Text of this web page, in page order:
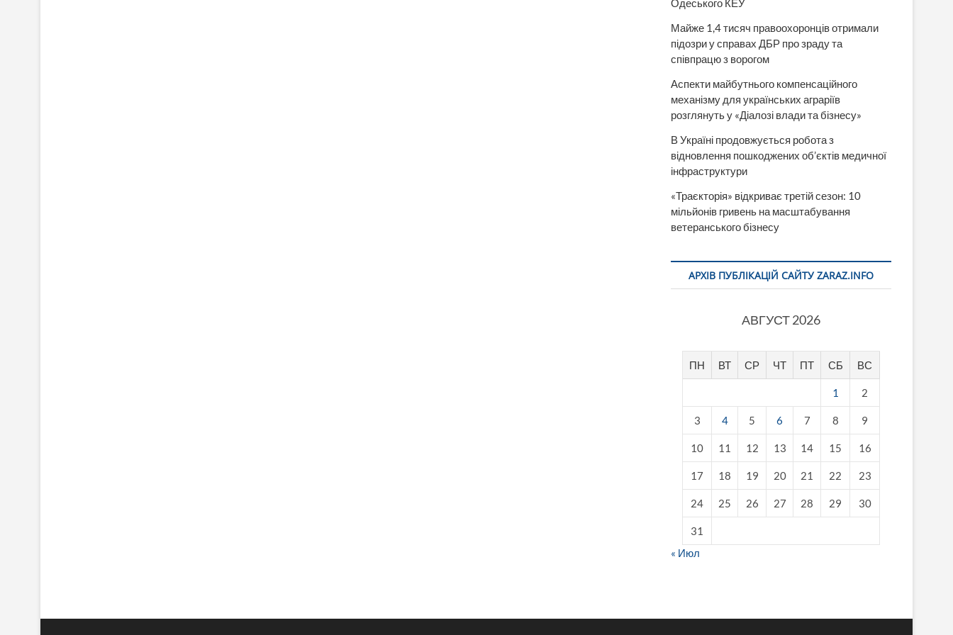
Одеського КЕУ
Майже 1,4 тисяч правоохоронців отримали
підозри у справах ДБР про зраду та
співпрацю з ворогом
Аспекти майбутнього компенсаційного
механізму для українських аграріїв
розглянуть у «Діалозі влади та бізнесу»
В Україні продовжується робота з
відновлення пошкоджених об’єктів медичної
інфраструктури
«Траєкторія» відкриває третій сезон: 10
мільйонів гривень на масштабування
ветеранського бізнесу
АРХІВ ПУБЛІКАЦІЙ САЙТУ ZARAZ.INFO
АВГУСТ 2026
ПН ВТ СР ЧТ ПТ СБ ВС
1 2
3 4 5 6 7 8 9
10 11 12 13 14 15 16
17 18 19 20 21 22 23
24 25 26 27 28 29 30
31
« Июл